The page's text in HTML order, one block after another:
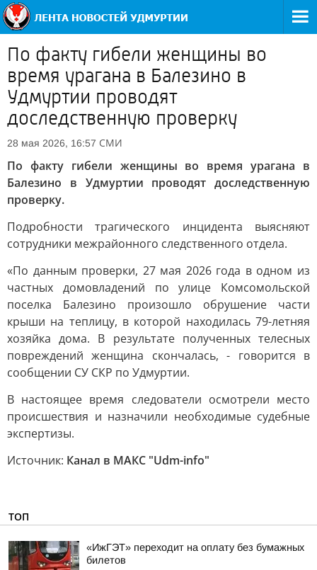
По факту гибели женщины во
время урагана в Балезино в
Удмуртии проводят
доследственную проверку
28 мая 2026, 16:57 СМИ
По факту гибели женщины во время урагана в
Балезино в Удмуртии проводят доследственную
проверку.
Подробности трагического инцидента выясняют
сотрудники межрайонного следственного отдела.
«По данным проверки, 27 мая 2026 года в одном из
частных домовладений по улице Комсомольской
поселка Балезино произошло обрушение части
крыши на теплицу, в которой находилась 79-летняя
хозяйка дома. В результате полученных телесных
повреждений женщина скончалась, - говорится в
сообщении СУ СКР по Удмуртии.
В настоящее время следователи осмотрели место
происшествия и назначили необходимые судебные
экспертизы.
Источник: Канал в МАКС "Udm-info"
ТОП
«ИжГЭТ» переходит на оплату без бумажных
билетов